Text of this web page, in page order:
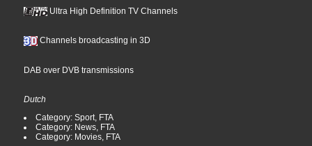
Ultra High Definition TV Channels
Channels broadcasting in 3D
DAB over DVB transmissions
Dutch
Category: Sport, FTA
Category: News, FTA
Category: Movies, FTA